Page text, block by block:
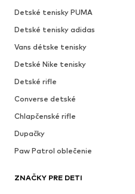
Detské tenisky PUMA
Detské tenisky adidas
Vans détske tenisky
Detské Nike tenisky
Detské rifle
Converse detské
Chlapčenské rifle
Dupačky
Paw Patrol oblečenie
ZNAČKY PRE DETI